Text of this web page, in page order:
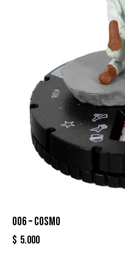
006 – COSMO
$ 5.000